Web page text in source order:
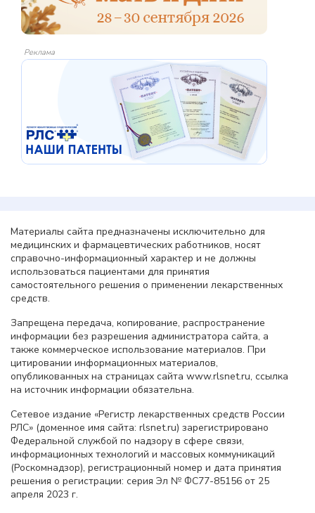
Реклама
Материалы сайта предназначены исключительно для
медицинских и фармацевтических работников, носят
справочно-информационный характер и не должны
использоваться пациентами для принятия
самостоятельного решения о применении лекарственных
средств.
Запрещена передача, копирование, распространение
информации без разрешения администратора сайта, а
также коммерческое использование материалов. При
цитировании информационных материалов,
опубликованных на страницах сайта www.rlsnet.ru, ссылка
на источник информации обязательна.
Сетевое издание «Регистр лекарственных средств России
РЛС» (доменное имя сайта: rlsnet.ru) зарегистрировано
Федеральной службой по надзору в сфере связи,
информационных технологий и массовых коммуникаций
(Роскомнадзор), регистрационный номер и дата принятия
решения о регистрации: серия Эл № ФС77-85156 от 25
апреля 2023 г.